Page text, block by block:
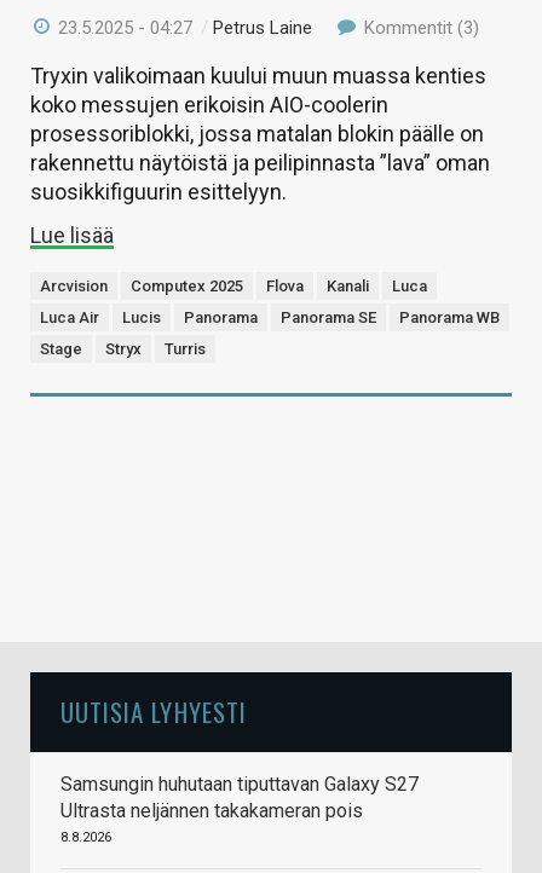
23.5.2025 - 04:27 /Petrus Laine Kommentit (3)
Tryxin valikoimaan kuului muun muassa kenties
koko messujen erikoisin AIO-coolerin
prosessoriblokki, jossa matalan blokin päälle on
rakennettu näytöistä ja peilipinnasta ”lava” oman
suosikkifiguurin esittelyyn.
Lue lisää
Arcvision Computex 2025 Flova Kanali
Luca
Luca Air
Lucis Panorama Panorama SE
Panorama WB
Stage
Stryx Turris
UUTISIA LYHYESTI
Samsungin huhutaan tiputtavan Galaxy S27
Ultrasta neljännen takakameran pois
8.8.2026